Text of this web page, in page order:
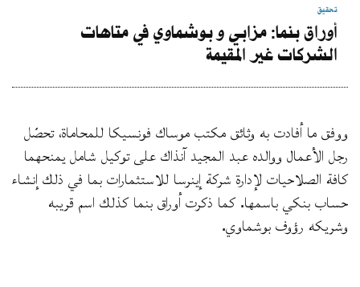
تحقيق
أوراق بنما: مزابي و بوشماوي في متاهات
الشركات غير المقيمة
ووفق ما أفادت به وثائق مكتب موساك فونسيكا للمحاماة، تحصّل
رجل الأعمال ووالده عبد المجيد آنذاك على توكيل شامل يمنحهما
كافة الصلاحيات لإدارة شركة إينرسا للاستثمارات بما في ذلك إنشاء
حساب بنكي باسمها. كما ذكرت أوراق بنما كذلك اسم قريبه
وشريكه رؤوف بوشماوي.